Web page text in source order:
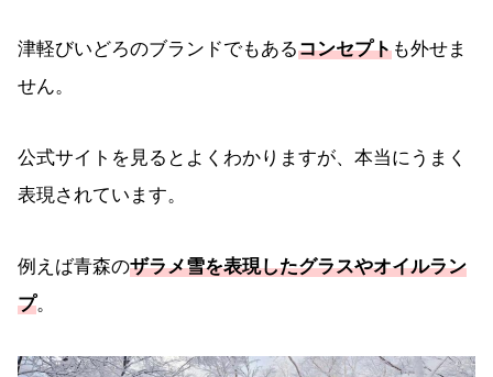
津軽びいどろのブランドでもあるコンセプトも外せま
せん。
公式サイトを見るとよくわかりますが、本当にうまく
表現されています。
例えば青森のザラメ雪を表現したグラスやオイルラン
プ。